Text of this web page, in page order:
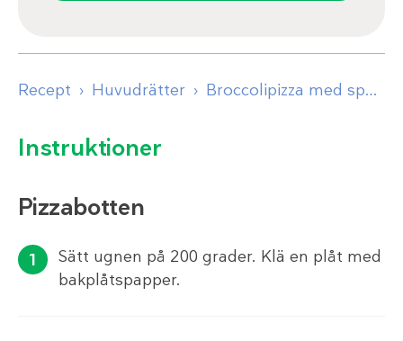
Recept Huvudrätter Broccolipizza med sparris och pesto
Instruktioner
Pizzabotten
Sätt ugnen på 200 grader. Klä en plåt med
bakplåtspapper.